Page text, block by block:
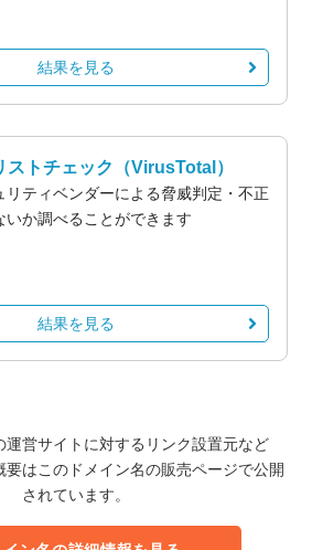
結果を見る
ストチェック （VirusTotal）
リティベンダーによる脅威判定・不正
いか調べることができます
結果を見る
運営サイトに対するリンク設置元など
要はこのドメイン名の販売ページで公開
されています。